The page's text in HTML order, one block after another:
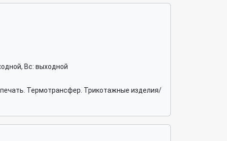
Вс: выходной
Термотрансфер. Трикотажные изделия/